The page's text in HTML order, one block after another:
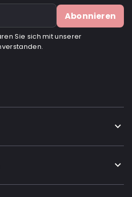
Abonnieren
Sie sich mit unserer